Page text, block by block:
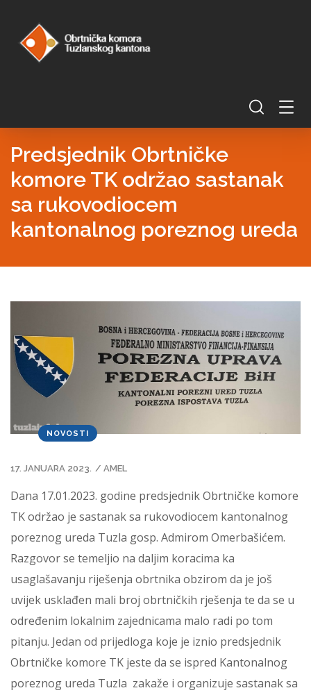
Predsjednik Obrtničke
komore TK održao sastanak
sa rukovodiocem
kantonalnog poreznog ureda
NOVOSTI
17. JANUARA 2023. / AMEL
Dana 17.01.2023. godine predsjednik Obrtničke komore
TK održao je sastanak sa rukovodiocem kantonalnog
poreznog ureda Tuzla gosp. Admirom Omerbašićem.
Razgovor se temeljio na daljim koracima ka
usaglašavanju riješenja obrtnika obzirom da je još
uvijek usklađen mali broj obrtničkih rješenja te da se u
određenim lokalnim zajednicama malo radi po tom
pitanju. Jedan od prijedloga koje je iznio predsjednik
Obrtničke komore TK jeste da se ispred Kantonalnog
poreznog ureda Tuzla zakaže i organizuje sastanak sa